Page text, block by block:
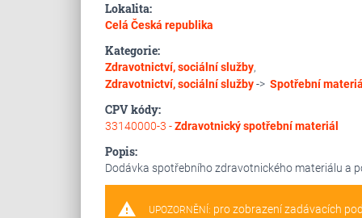
Lokalita:
Celá Česká republika
Kategorie:
Zdravotnictví, sociální služby,
Zdravotnictví, sociální služby-> Spotřební
CPV kódy:
33140000-3 -Zdravotnický spotřební materiál
Popis:
Dodávka spotřebního zdravotnického materiálu a
warning UPOZORNĚNÍ: pro zobrazení zadávacích